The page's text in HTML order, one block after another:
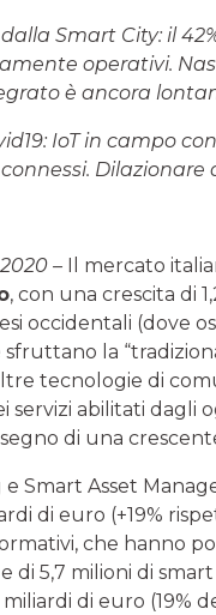
Smart City: il
operativi.
è ancora
IoT in campo
– Il mercato
, con una crescita di
occidentali (dove
la
tecnologie di
servizi abilitati dagli
di una
Smart Asset
di euro (+19%
che hanno
di 5,7 milioni di
miliardi di euro (19%